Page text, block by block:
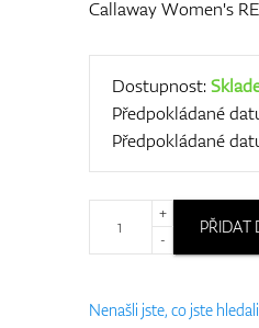
Callaway Women's
Dostupnost:
Předpokládané
Předpokládané
+
-
PŘIDAT
Nenašli jste, co jste